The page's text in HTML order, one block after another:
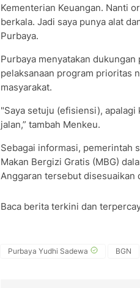
Kementerian Keuangan. Nanti
berkala. Jadi saya punya alat
Purbaya.
Purbaya menyatakan
pelaksanaan program prioritas
masyarakat.
"Saya setuju (efisiensi),
jalan,” tambah Menkeu.
Sebagai informasi, pemerintah
Makan Bergizi Gratis (MBG)
Anggaran tersebut disesuaikan
Baca berita terkini dan
Purbaya Yudhi Sadewa BGN